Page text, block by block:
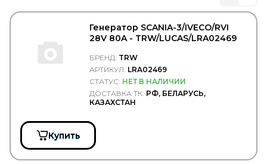
Raybestos
Крепёжные изделия
RENAULT
REPLICA
Генератор SCANIA-3/IVECO/RVI
28V 80A - TRW/LUCAS/LRA02469
БРЕНД: TRW
АРТИКУЛ: LRA02469
СТАТУС: НЕТ В НАЛИЧИИ
ДОСТАВКА ТК: РФ, БЕЛАРУСЬ,
КАЗАХСТАН
Купить